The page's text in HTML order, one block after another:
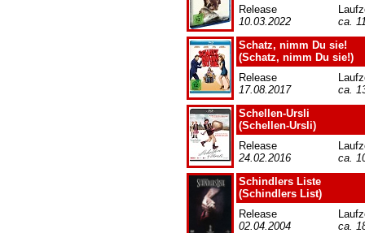
Release
10.03.2022
ca.
Schatz, nimm Du sie!
(Schatz, nimm Du sie!)
Release
17.08.2017
ca.
Schellen-Ursli
(Schellen-Ursli)
Release
24.02.2016
ca.
Schindlers Liste
(Schindlers List)
Release
02.04.2004
ca.